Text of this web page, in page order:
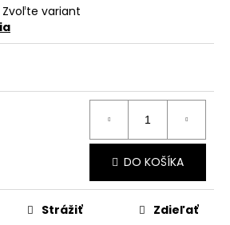
Zvoľte variant
DO KOŠÍKA
Strážiť Zdieľať